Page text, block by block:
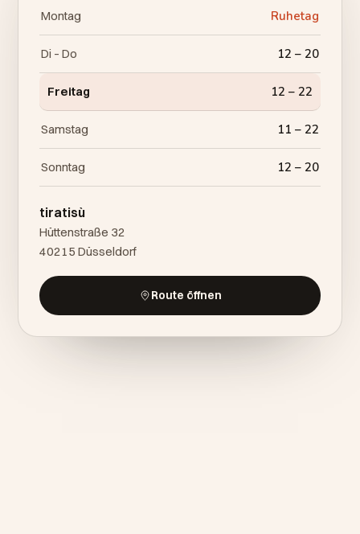
Montag Ruhetag
Di – Do 12 – 20
Freitag 12 – 22
Samstag 11 – 22
Sonntag 12 – 20
tiratisù
Hüttenstraße 32
40215 Düsseldorf
Route öffnen